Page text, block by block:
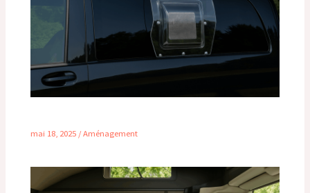
mai 18, 2025 /Aménagement